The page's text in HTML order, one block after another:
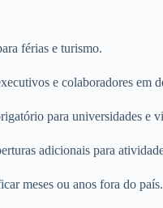
férias e turismo.
e colaboradores em
para universidades e
adicionais para
meses ou anos fora do país.